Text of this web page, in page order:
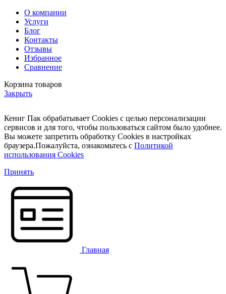
О компании
Услуги
Блог
Контакты
Отзывы
Избранное
Сравнение
Корзина товаров
Закрыть
Кениг Пак обрабатывает Cookies с целью персонализации
сервисов и для того, чтобы пользоваться сайтом было удобнее.
Вы можете запретить обработку Cookies в настройках
браузера.Пожалуйста, ознакомьтесь с Политикой
использования Cookies
Принять
Главная